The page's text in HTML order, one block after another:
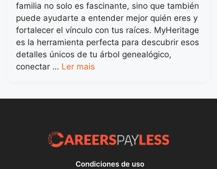
familia no solo es fascinante, sino que también
puede ayudarte a entender mejor quién eres y
fortalecer el vínculo con tus raíces. MyHeritage
es la herramienta perfecta para descubrir esos
detalles únicos de tu árbol genealógico,
conectar … Ler mais
Condiciones de uso